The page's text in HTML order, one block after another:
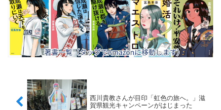
西川貴教さんが目印「虹色の旅へ。」滋
賀県観光キャンペーンがはじまった